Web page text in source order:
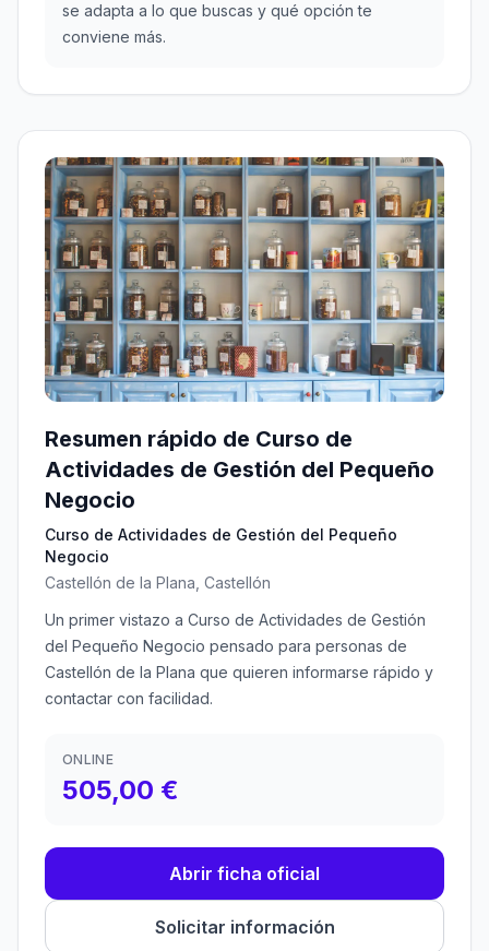
se adapta a lo que buscas y qué opción te
conviene más.
Resumen rápido de Curso de
Actividades de Gestión del Pequeño
Negocio
Curso de Actividades de Gestión del Pequeño
Negocio
Castellón de la Plana, Castellón
Un primer vistazo a Curso de Actividades de Gestión
del Pequeño Negocio pensado para personas de
Castellón de la Plana que quieren informarse rápido y
contactar con facilidad.
ONLINE
505,00 €
Abrir ficha oficial
Solicitar información